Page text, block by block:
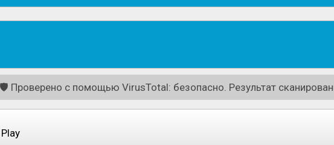
🛡️ Проверено с помощью VirusTotal: безопасно. Результат